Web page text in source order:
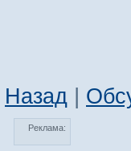
Назад |
Реклама: